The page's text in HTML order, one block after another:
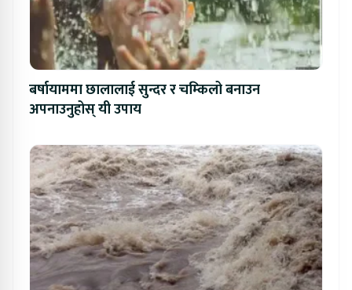
बर्षायाममा छालालाई सुन्दर र चम्किलो बनाउन
अपनाउनुहोस् यी उपाय